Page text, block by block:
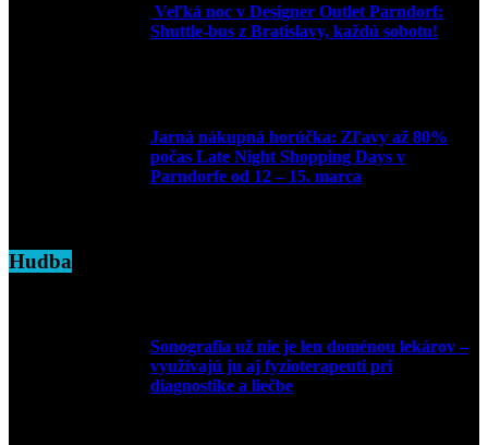
Veľká noc v Designer Outlet Parndorf:
Shuttle-bus z Bratislavy, každú sobotu!
Jarná nákupná horúčka: Zľavy až 80%
počas Late Night Shopping Days v
Parndorfe od 12 – 15. marca
Hudba
Sonografia už nie je len doménou lekárov –
využívajú ju aj fyzioterapeuti pri
diagnostike a liečbe